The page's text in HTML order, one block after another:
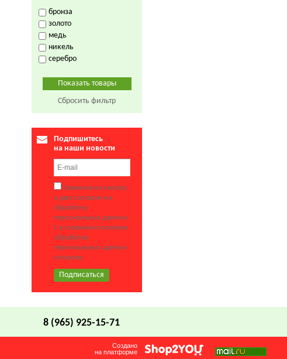
бронза
золото
медь
никель
серебро
Сбросить фильтр
Подпишитесь
на наши новости
Нажимая на кнопку,
я даю согласие на
обработку
персональных данных.
С условиями политики
обработки
персональных данных
согласен.
8 (965) 925-15-71
Создано
на платформе